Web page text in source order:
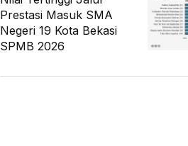
Prestasi Masuk SMA
Negeri 19 Kota Bekasi
SPMB 2026